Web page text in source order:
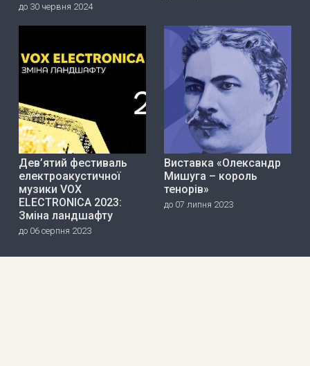
до 30 червня 2024
Дев’ятий фестиваль
електроакустичної
музики VOX
ELECTRONICA 2023:
Зміна ландшафту
до 06 серпня 2023
Виставка «Олександр
Мишуга – король
тенорів»
до 07 липня 2023